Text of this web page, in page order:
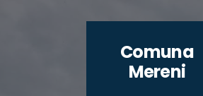
content
Comuna
Mereni